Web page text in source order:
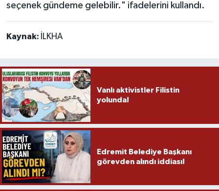
seçenek gündeme gelebilir." ifadelerini kullandı.
Kaynak: İLKHA
Vanlı aktivistler Filistin
yolunda!
Edremit Belediye Başkanı
görevden alındı iddiası!